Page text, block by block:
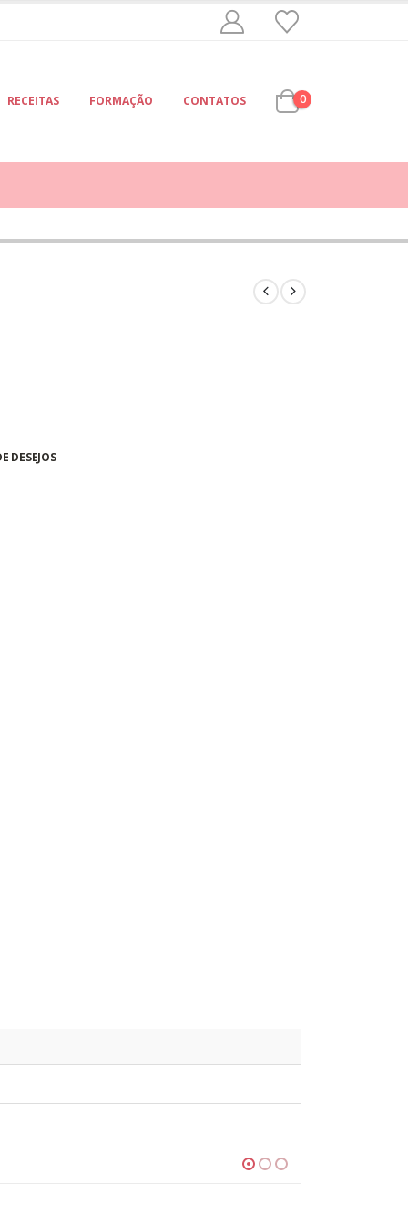
RECEITAS FORMAÇÃO CONTATOS 0
DESEJOS